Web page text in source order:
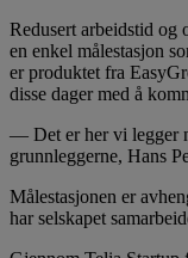
Redusert arbeidstid og
en enkel målestasjon
er produktet fra
disse dager med å
— Det er her vi legger
grunnleggerne, Hans
Målestasjonen er
har selskapet